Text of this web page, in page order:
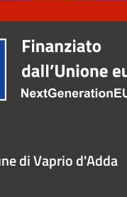
di Vaprio d'Adda